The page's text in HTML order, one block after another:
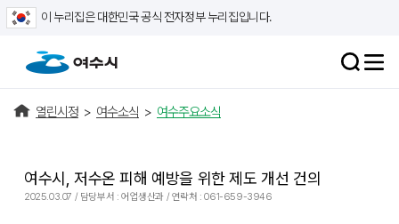
이 누리집은 대한민국 공식 전자정부 누리집입니다.
열린시정 > 여수소식 > 여수주요소식
여수시, 저수온 피해 예방을 위한 제도 개선 건의
2025.03.07 / 담당부서 : 어업생산과 / 연락처 : 061-659-3946